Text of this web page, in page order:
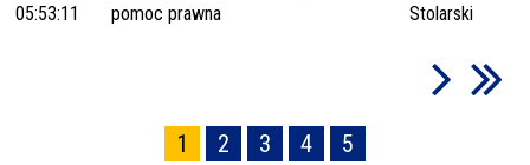
05:53:11
pomoc prawna
Stolarski
1 2 3 4 5